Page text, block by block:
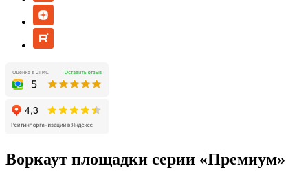
Воркаут площадки серии «Премиум»